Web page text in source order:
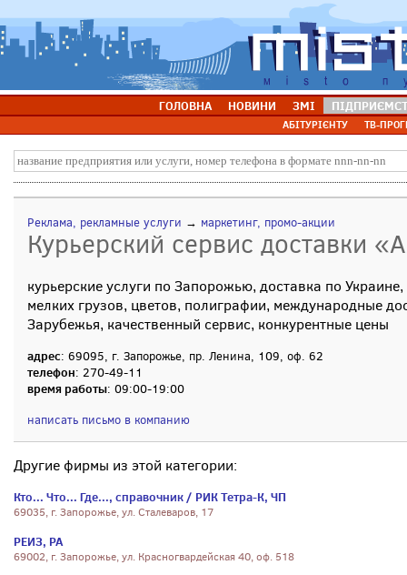
ГОЛОВНА НОВИНИ ЗМІ
АБІТУРІЄНТУ ТВ-
Реклама, рекламные услуги → маркетинг, промо-акции
Курьерский сервис доставки
курьерские услуги по Запорожью, доставка по
мелких грузов, цветов, полиграфии, международные
Зарубежья, качественный сервис, конкурентные цены
адрес: 69095, г. Запорожье, пр. Ленина, 109, оф. 62
телефон: 270-49-11
время работы: 09:00-19:00
написать письмо в компанию
Другие фирмы из этой категории:
Кто... Что... Где..., справочник / РИК Тетра-К, ЧП
69035, г. Запорожье, ул. Сталеваров, 17
РЕИЗ, РА
69002, г. Запорожье, ул. Красногвардейская 40, оф. 518